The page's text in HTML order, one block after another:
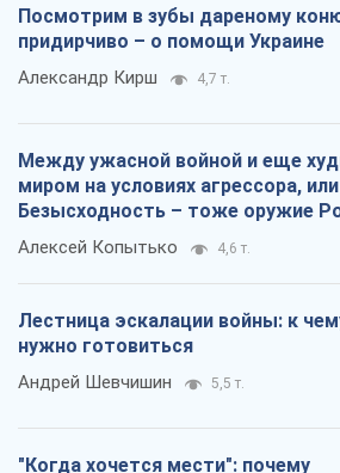
Посмотрим в зубы дареному
придирчиво – о помощи Украине
Александр Кирш 4,7 т.
Между ужасной войной и еще
миром на условиях агрессора, или
Безысходность – тоже оружие
Алексей Копытько 4,6 т.
Лестница эскалации войны: к
нужно готовиться
Андрей Шевчишин 5,5 т.
"Когда хочется мести": почему